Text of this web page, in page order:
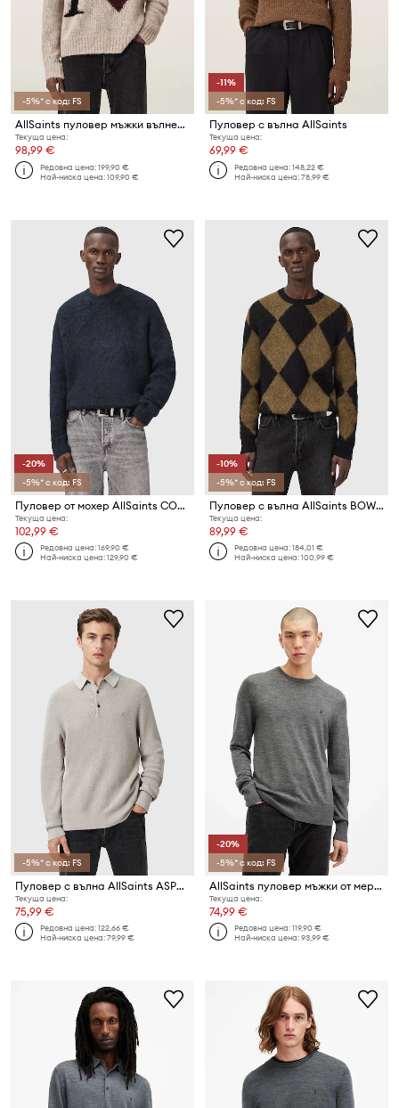
-5%* с код: FS
AllSaints пуловер мъжки вълнен LOVER KNIT
Текуща цена:
98,99 €
Редовна цена:199,90 €
Най-ниска цена:109,90 €
-11%
-5%* с код: FS
Пуловер с вълна AllSaints
Текуща цена:
69,99 €
Редовна цена:148,22 €
Най-ниска цена:78,99 €
-20%
-5%* с код: FS
Пуловер от мохер AllSaints COBY
Текуща цена:
102,99 €
Редовна цена:169,90 €
Най-ниска цена:129,90 €
-10%
-5%* с код: FS
Пуловер с вълна AllSaints BOWER
Текуща цена:
89,99 €
Редовна цена:184,01 €
Най-ниска цена:100,99 €
-5%* с код: FS
Пуловер с вълна AllSaints ASPEN
Текуща цена:
75,99 €
Редовна цена:122,66 €
Най-ниска цена:79,99 €
-20%
-5%* с код: FS
AllSaints пуловер мъжки от мериносова вълна
Текуща цена:
74,99 €
Редовна цена:119,90 €
Най-ниска цена:93,99 €